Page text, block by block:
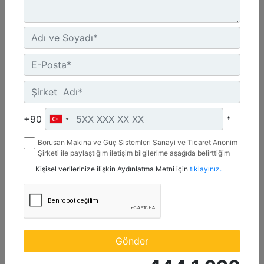
Detay
C13D
Maksimum Güç :
690 hp - 515 kW
+90 *
Borusan Makina ve Güç Sistemleri Sanayi ve Ticaret Anonim
Şirketi ile paylaştığım iletişim bilgilerime aşağıda belirttiğim
mesaj gönderilmesine izin veriyorum.
Kişisel verilerinize ilişkin Aydınlatma Metni için tıklayınız.
Gönder